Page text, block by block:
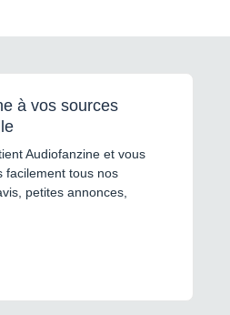
à vos sources
Audiofanzine et vous
facilement tous nos
petites annonces,